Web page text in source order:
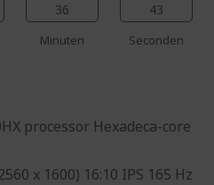
36
Minuten
42
Seconden
processor Hexadeca-core
x 1600) 16:10 IPS 165 Hz